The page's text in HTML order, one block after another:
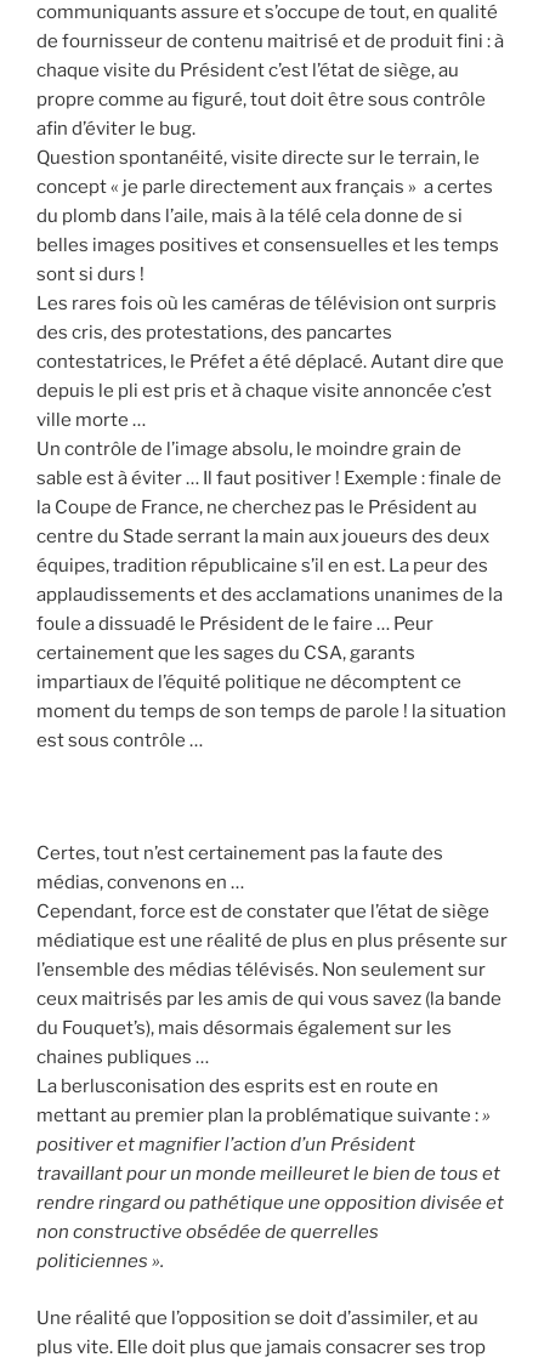
communiquants assure et s’occupe de tout, en qualité
de fournisseur de contenu maitrisé et de produit fini : à
chaque visite du Président c’est l’état de siège, au
propre comme au figuré, tout doit être sous contrôle
afin d’éviter le bug.
Question spontanéité, visite directe sur le terrain, le
concept « je parle directement aux français » a certes
du plomb dans l’aile, mais à la télé cela donne de si
belles images positives et consensuelles et les temps
sont si durs !
Les rares fois où les caméras de télévision ont surpris
des cris, des protestations, des pancartes
contestatrices, le Préfet a été déplacé. Autant dire que
depuis le pli est pris et à chaque visite annoncée c’est
ville morte …
Un contrôle de l’image absolu, le moindre grain de
sable est à éviter … Il faut positiver ! Exemple : finale de
la Coupe de France, ne cherchez pas le Président au
centre du Stade serrant la main aux joueurs des deux
équipes, tradition républicaine s’il en est. La peur des
applaudissements et des acclamations unanimes de la
foule a dissuadé le Président de le faire … Peur
certainement que les sages du CSA, garants
impartiaux de l’équité politique ne décomptent ce
moment du temps de son temps de parole ! la situation
est sous contrôle …
Certes, tout n’est certainement pas la faute des
médias, convenons en …
Cependant, force est de constater que l’état de siège
médiatique est une réalité de plus en plus présente sur
l’ensemble des médias télévisés. Non seulement sur
ceux maitrisés par les amis de qui vous savez (la bande
du Fouquet’s), mais désormais également sur les
chaines publiques …
La berlusconisation des esprits est en route en
mettant au premier plan la problématique suivante :»
positiver et magnifier l’action d’un Président
travaillant pour un monde meilleuret le bien de tous et
rendre ringard ou pathétique une opposition divisée et
non constructive obsédée de querrelles
politiciennes ».
Une réalité que l’opposition se doit d’assimiler, et au
plus vite. Elle doit plus que jamais consacrer ses trop